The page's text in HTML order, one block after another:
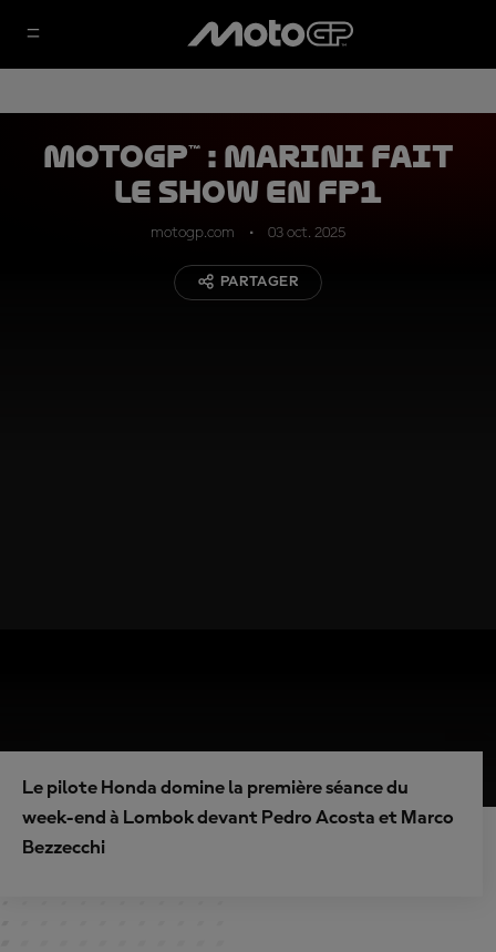
MotoGP™ : Marini fait
le show en FP1
motogp.com 03 oct. 2025
PARTAGER
Le pilote Honda domine la première séance du
week-end à Lombok devant Pedro Acosta et Marco
Bezzecchi